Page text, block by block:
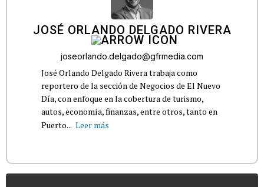
JOSÉ ORLANDO DELGADO RIVERA
joseorlando.delgado@gfrmedia.com
José Orlando Delgado Rivera trabaja como
reportero de la sección de Negocios de El Nuevo
Día, con enfoque en la cobertura de turismo,
autos, economía, finanzas, entre otros, tanto en
Puerto... Leer más